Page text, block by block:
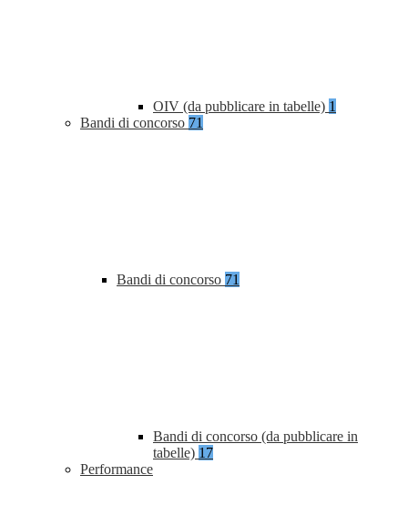
OIV (da pubblicare in tabelle) 1
Bandi di concorso 71
Bandi di concorso 71
Bandi di concorso (da pubblicare in
tabelle) 17
Performance